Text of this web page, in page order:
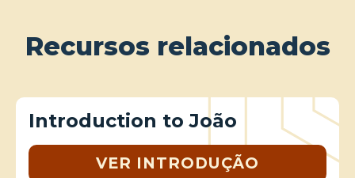
Recursos relacionados
Introduction to João
VER INTRODUÇÃO